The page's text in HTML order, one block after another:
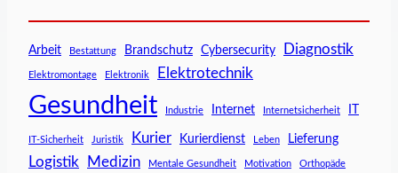
Arbeit Bestattung Brandschutz Cybersecurity Diagnostik
Elektromontage Elektronik Elektrotechnik
Gesundheit Industrie Internet Internetsicherheit
IT-Sicherheit Juristik Kurier Kurierdienst Leben Lieferung
Logistik Medizin Mentale Gesundheit Motivation Orthopäde